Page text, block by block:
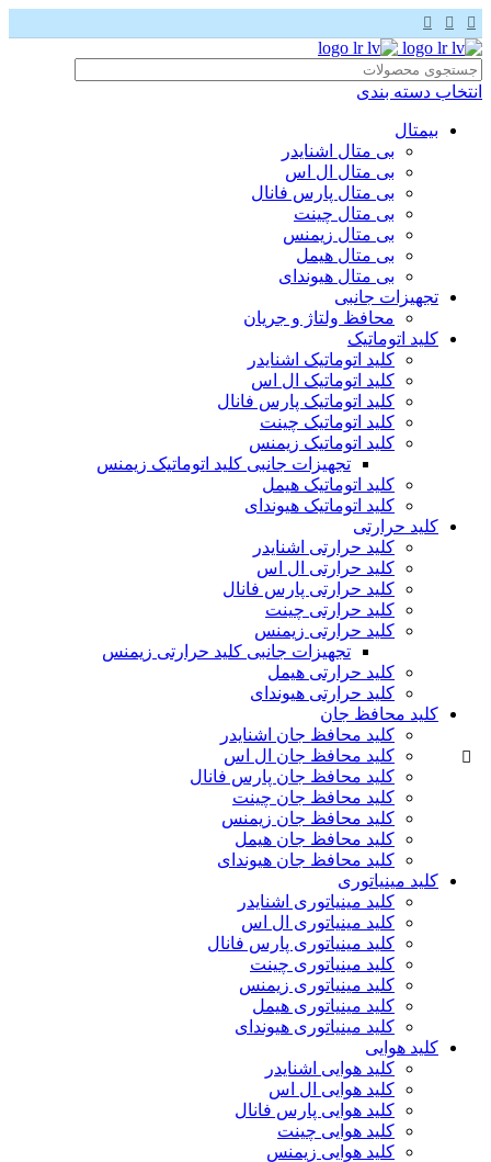
انتخاب دسته بندی
بیمتال
بی متال اشنایدر
بی متال ال اس
بی متال پارس فانال
بی متال چینت
بی متال زیمنس
بی متال هیمل
بی متال هیوندای
تجهیزات جانبی
محافظ ولتاژ و‌ جریان
کلید اتوماتیک
کلید اتوماتیک اشنایدر
کلید اتوماتیک ال اس
کلید اتوماتیک پارس فانال
کلید اتوماتیک چینت
کلید اتوماتیک زیمنس
تجهیزات جانبی کلید اتوماتیک زیمنس
کلید اتوماتیک هیمل
کلید اتوماتیک هیوندای
کلید حرارتی
کلید حرارتی اشنایدر
کلید حرارتی ال اس
کلید حرارتی پارس فانال
کلید حرارتی چینت
کلید حرارتی زیمنس
تجهیزات جانبی کلید حرارتی زیمنس
کلید حرارتی هیمل
کلید حرارتی هیوندای
کلید محافظ جان
کلید محافظ جان اشنایدر
کلید محافظ جان ال اس
کلید محافظ جان پارس فانال
کلید محافظ جان چینت
کلید محافظ جان زیمنس
کلید محافظ جان هیمل
کلید محافظ جان هیوندای
کلید مینیاتوری
کلید مینیاتوری اشنایدر
کلید مینیاتوری ال اس
کلید مینیاتوری پارس فانال
کلید مینیاتوری چینت
کلید مینیاتوری زیمنس
کلید مینیاتوری هیمل
کلید مینیاتوری هیوندای
کلید هوایی
کلید هوایی اشنایدر
کلید هوایی ال اس
کلید هوایی پارس فانال
کلید هوایی چینت
کلید هوایی زیمنس